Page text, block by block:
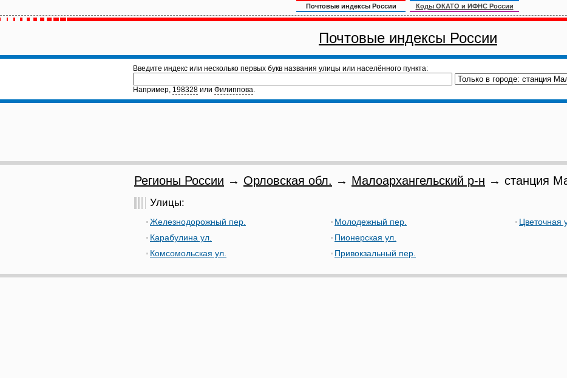
Почтовые индексы России Коды ОКАТО и ИФНС России
Почтовые индексы России
Введите индекс или несколько первых букв названия улицы или населённого пункта:
Например, 198328 или Филиппова.
Регионы России → Орловская обл. → Малоархангельский р-н → станция
Улицы:
Железнодорожный пер.
Карабулина ул.
Комсомольская ул.
Молодежный пер.
Пионерская ул.
Привокзальный пер.
Цветочная